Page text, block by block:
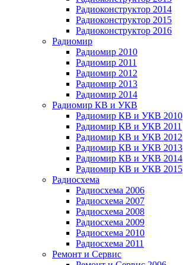
Радиоконструктор 2014
Радиоконструктор 2015
Радиоконструктор 2016
Радиомир
Радиомир 2010
Радиомир 2011
Радиомир 2012
Радиомир 2013
Радиомир 2014
Радиомир КВ и УКВ
Радиомир КВ и УКВ 2010
Радиомир КВ и УКВ 2011
Радиомир КВ и УКВ 2012
Радиомир КВ и УКВ 2013
Радиомир КВ и УКВ 2014
Радиомир КВ и УКВ 2015
Радиосхема
Радиосхема 2006
Радиосхема 2007
Радиосхема 2008
Радиосхема 2009
Радиосхема 2010
Радиосхема 2011
Ремонт и Сервис